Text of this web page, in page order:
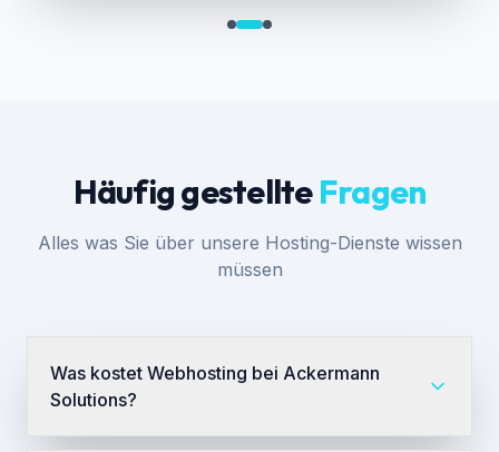
Häufig gestellteFragen
Alles was Sie über unsere Hosting-Dienste wissen
müssen
Was kostet Webhosting bei Ackermann
Solutions?